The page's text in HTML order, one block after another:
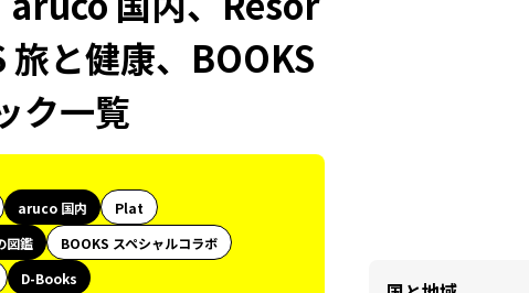
と健康、BOOKS
ク一覧
aruco 国内
Plat
図鑑
BOOKS スペシャルコラボ
D-Books